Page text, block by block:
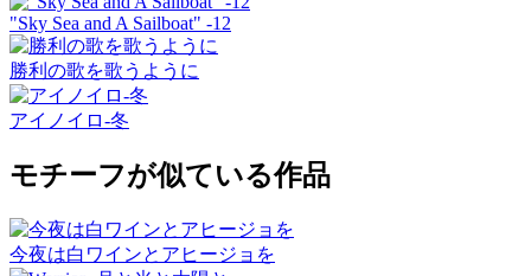
"Sky Sea and A Sailboat" -12
勝利の歌を歌うように
アイノイロ-冬
モチーフが似ている作品
今夜は白ワインとアヒージョを